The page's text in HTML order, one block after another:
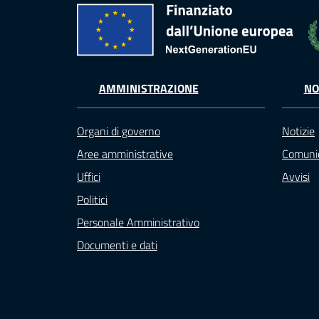
AMMINISTRAZIONE
Organi di governo
Aree amministrative
Uffici
Politici
Personale Amministrativo
Documenti e dati
Notizie
Avvisi